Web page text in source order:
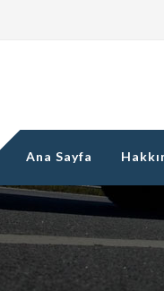
Ana Sayfa